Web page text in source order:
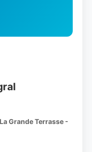
Grande Terrasse -